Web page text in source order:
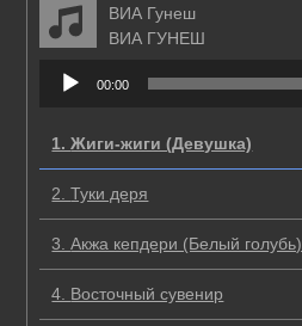
ВИА Гунеш
ВИА ГУНЕШ
Аудиоплеер
00:00
1.Жиги-жиги (Девушка)
2.Туки деря
3.Акжа кепдери (Белый голубь)
4. Восточный сувенир